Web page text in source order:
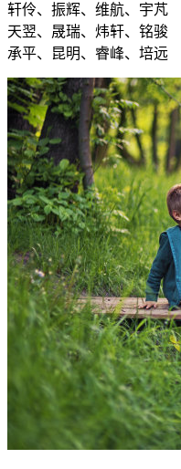
轩伶、振辉、维航、宇芃
天翌、晟瑞、炜轩、铭骏
承平、昆明、睿峰、培远